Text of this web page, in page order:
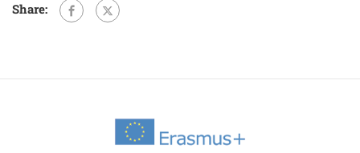
Share: